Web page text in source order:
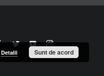
Detalii Sunt de acord